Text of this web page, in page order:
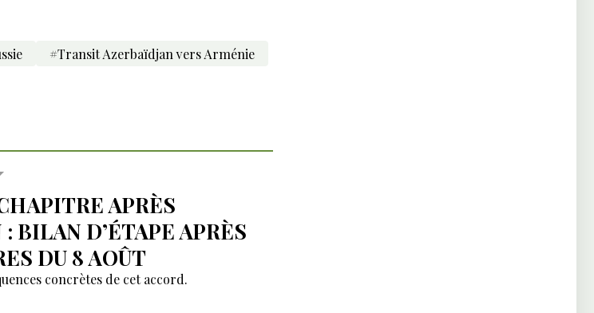
#Transit Azerbaïdjan vers Arménie
APRÈS
BILAN D’ÉTAPE APRÈS
DU 8 AOÛT
concrètes de cet accord.